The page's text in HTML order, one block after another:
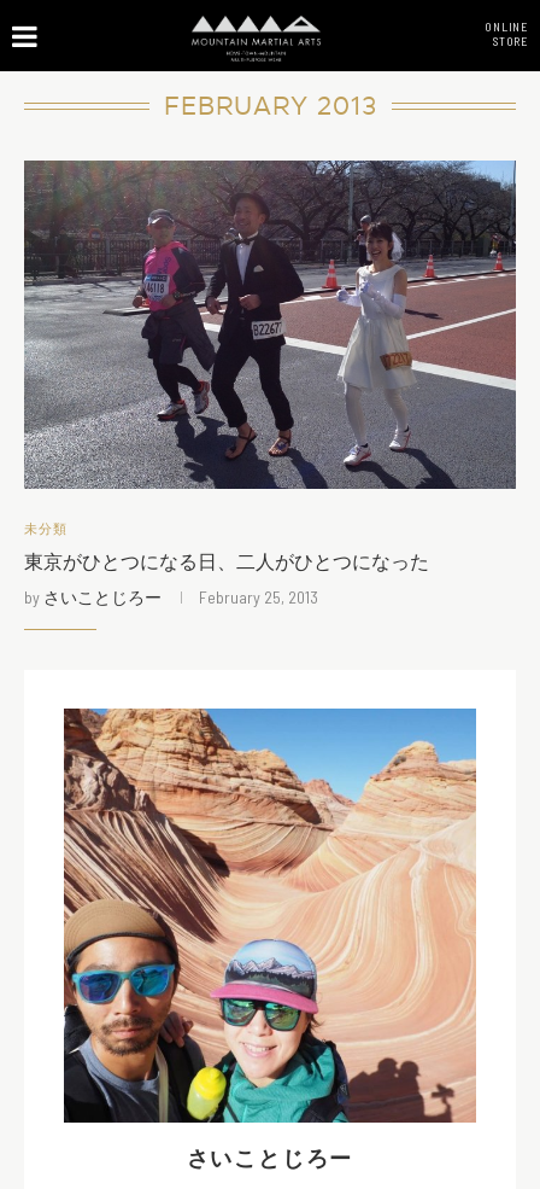
ONLINE
STORE
FEBRUARY 2013
未分類
東京がひとつになる日、二人がひとつになった
by さいことじろー February 25, 2013
さいことじろー